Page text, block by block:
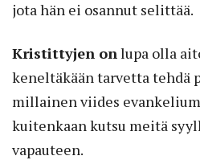
jota hän ei osannut selittää.
Kristittyjen on lupa olla
keneltäkään tarvetta tehdä
millainen viides
kuitenkaan kutsu meitä
vapauteen.